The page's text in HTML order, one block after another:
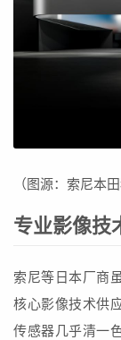
（图源：索尼本田
专业影像技
索尼等日本厂商
核心影像技术供
传感器几乎清一